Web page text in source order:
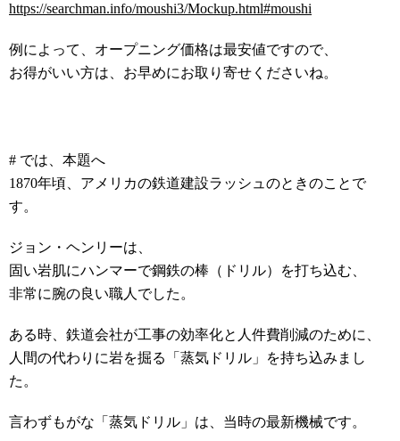
https://searchman.info/moushi3/Mockup.html#moushi
例によって、オープニング価格は最安値ですので、
お得がいい方は、お早めにお取り寄せくださいね。
# では、本題へ
1870年頃、アメリカの鉄道建設ラッシュのときのことで
す。
ジョン・ヘンリーは、
固い岩肌にハンマーで鋼鉄の棒（ドリル）を打ち込む、
非常に腕の良い職人でした。
ある時、鉄道会社が工事の効率化と人件費削減のために、
人間の代わりに岩を掘る「蒸気ドリル」を持ち込みまし
た。
言わずもがな「蒸気ドリル」は、当時の最新機械です。